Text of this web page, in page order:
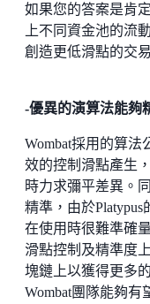
如果您的答案是肯
上不同資金池的流
創造更低滑點的交
-優異的演算法能夠
Wombat採用的算
效的控制滑點產生
時力求彌平差異。
精準，由於
在使用時很難準確
滑點控制及精準度
塊鏈上以獲得更多
Wombat團隊能夠有